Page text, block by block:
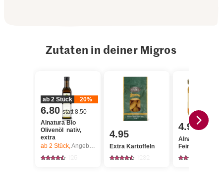
Zutaten in deiner Migros
ab 2 Stück 20%
6.80 statt 8.50
Alnatura Bio
Olivenöl nativ,
extra
ab 2 Stück,Angebot gilt nur vom 6.8. bis 12.8.2026, solange Vorrat.
4.95
Extra Kartoffeln
4.95
Alnatura Bio
Feine Blüte